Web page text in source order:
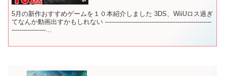
5月の新作おすすめゲームを１０本紹介しました 3DS、WiiUロス過ぎ
てなんか動画出すかもしれない -----------------------------------------------------
-----------------...